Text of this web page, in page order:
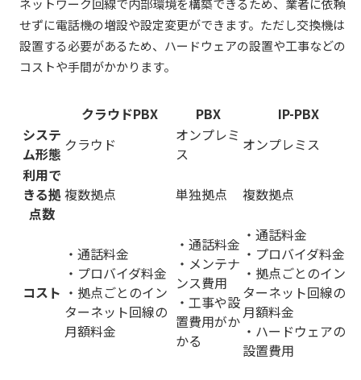
ネットワーク回線で内部環境を構築できるため、業者に依頼
せずに電話機の増設や設定変更ができます。ただし交換機は
設置する必要があるため、ハードウェアの設置や工事などの
コストや手間がかかります。
クラウドPBX PBX
IP-PBX
システ
ム形態 クラウド
オンプレミ
ス
オンプレミス
利用で
きる拠
点数
複数拠点 単独拠点 複数拠点
コスト
・通話料金
・プロバイダ料金
・拠点ごとのイン
ターネット回線の
月額料金
・通話料金
・メンテナ
ンス費用
・工事や設
置費用がか
かる
・通話料金
・プロバイダ料金
・拠点ごとのイン
ターネット回線の
月額料金
・ハードウェアの
設置費用